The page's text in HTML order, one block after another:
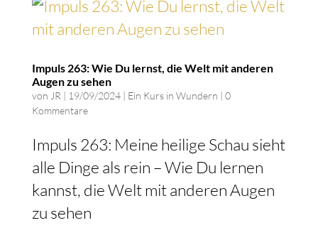
Impuls 263: Wie Du lernst, die Welt mit anderen
Augen zu sehen
von JR | 19/09/2024| Ein Kurs in Wundern | 0
Kommentare
Impuls 263: Meine heilige Schau sieht
alle Dinge als rein – Wie Du lernen
kannst, die Welt mit anderen Augen
zu sehen